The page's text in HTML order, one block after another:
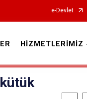
e-Devlet
HİZMETLERİMİZ